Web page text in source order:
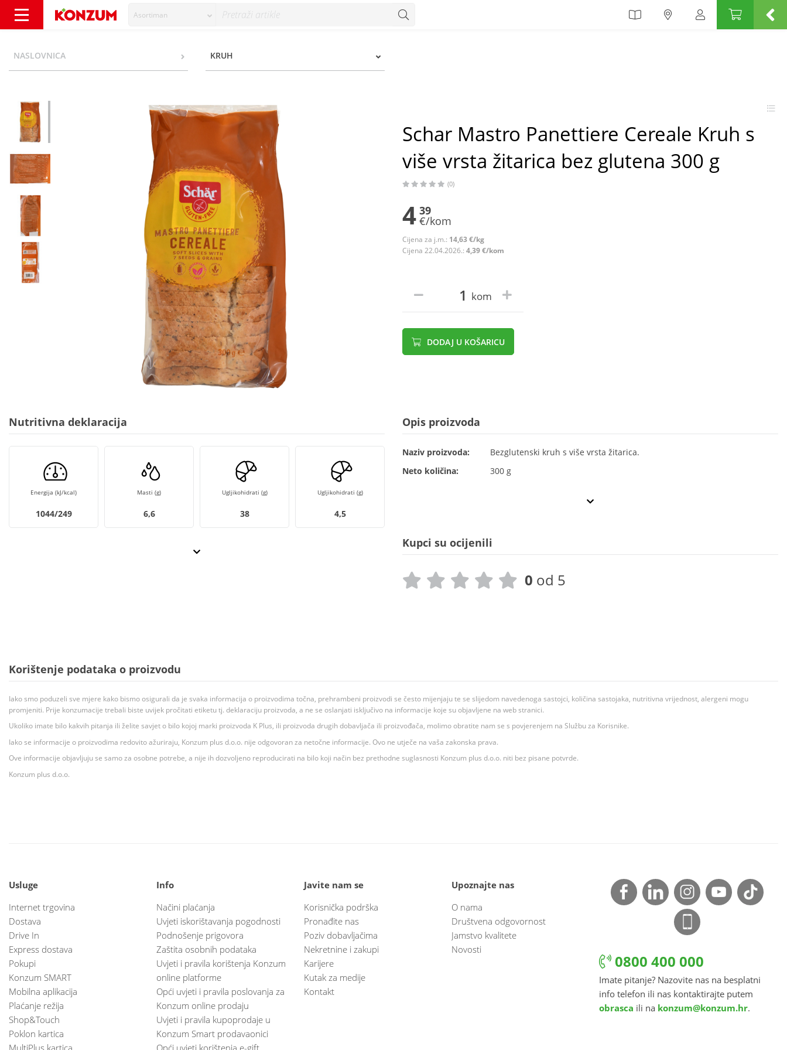
Asortiman
NASLOVNICA KRUH
Schar Mastro Panettiere Cereale Kruh s
više vrsta žitarica bez glutena 300 g
(0)
4 39
€/kom
Cijena za j.m.: 14,63 €/kg
Cijena 22.04.2026.: 4,39 €/kom
kom
DODAJ U KOŠARICU
Nutritivna deklaracija
Energija (kJ/kcal)
1044/249
Masti (g)
6,6
Ugljikohidrati (g)
38
Ugljikohidrati (g)
4,5
Opis proizvoda
Naziv proizvoda:
Bezglutenski kruh s više vrsta žitarica.
Neto količina:
300 g
Kupci su ocijenili
0 od 5
Korištenje podataka o proizvodu
Iako smo poduzeli sve mjere kako bismo osigurali da je svaka informacija o proizvodima točna, prehrambeni proizvodi se često mijenjaju te se slijedom navedenoga sastojci, količina sastojaka, nutritivna vrijednost, alergeni mogu
promjeniti. Prije konzumacije trebali biste uvijek pročitati etiketu tj. deklaraciju proizvoda, a ne se oslanjati isključivo na informacije koje su objavljene na web stranici.
Ukoliko imate bilo kakvih pitanja ili želite savjet o bilo kojoj marki proizvoda K Plus, ili proizvoda drugih dobavljača ili proizvođača, molimo obratite nam se s povjerenjem na Službu za Korisnike.
Iako se informacije o proizvodima redovito ažuriraju, Konzum plus d.o.o. nije odgovoran za netočne informacije. Ovo ne utječe na vaša zakonska prava.
Ove informacije objavljuju se samo za osobne potrebe, a nije ih dozvoljeno reproducirati na bilo koji način bez prethodne suglasnosti Konzum plus d.o.o. niti bez pisane potvrde.
Konzum plus d.o.o.
Usluge
Internet trgovina
Dostava
Drive In
Express dostava
Pokupi
Konzum SMART
Mobilna aplikacija
Plaćanje režija
Shop&Touch
Poklon kartica
MultiPlus kartica
Info
Načini plaćanja
Uvjeti iskorištavanja pogodnosti
Podnošenje prigovora
Zaštita osobnih podataka
Uvjeti i pravila korištenja Konzum
online platforme
Opći uvjeti i pravila poslovanja za
Konzum online prodaju
Uvjeti i pravila kupoprodaje u
Konzum Smart prodavaonici
Opći uvjeti korištenja e-gift
Javite nam se
Korisnička podrška
Pronađite nas
Poziv dobavljačima
Nekretnine i zakupi
Karijere
Kutak za medije
Kontakt
Upoznajte nas
O nama
Društvena odgovornost
Jamstvo kvalitete
Novosti
0800 400 000
Imate pitanje? Nazovite nas na besplatni
info telefon ili nas kontaktirajte putem
obrasca ili na konzum@konzum.hr.